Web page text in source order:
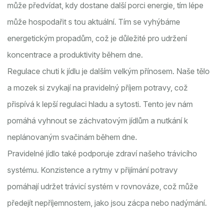
může předvídat, kdy dostane další porci energie, tím lépe
může hospodařit s tou aktuální. Tím se vyhýbáme
energetickým propadům, což je důležité pro udržení
koncentrace a produktivity během dne.
Regulace chuti k jídlu je dalším velkým přínosem. Naše tělo
a mozek si zvykají na pravidelný příjem potravy, což
přispívá k lepší regulaci hladu a sytosti. Tento jev nám
pomáhá vyhnout se záchvatovým jídlům a nutkání k
neplánovaným svačinám během dne.
Pravidelné jídlo také podporuje zdraví našeho trávicího
systému. Konzistence a rytmy v přijímání potravy
pomáhají udržet trávicí systém v rovnováze, což může
předejít nepříjemnostem, jako jsou zácpa nebo nadýmání.